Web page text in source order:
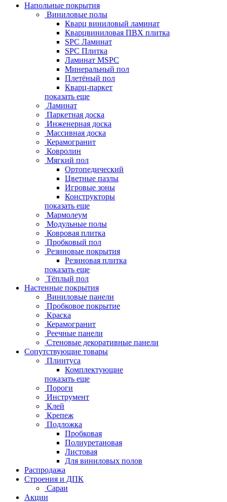
Напольные покрытия
Виниловые полы
Кварц виниловый ламинат
Кварцвиниловая ПВХ плитка
SPC Ламинат
SPC Плитка
Ламинат MSPC
Минеральный пол
Плетёный пол
Кварц-паркет
показать еще
Ламинат
Паркетная доска
Инженерная доска
Массивная доска
Керамогранит
Ковролин
Мягкий пол
Ортопедический
Цветные пазлы
Игровые зоны
Конструкторы
показать еще
Мармолеум
Модульные полы
Ковровая плитка
Пробковый пол
Резиновые покрытия
Резиновая плитка
показать еще
Тёплый пол
Настенные покрытия
Виниловые панели
Пробковое покрытие
Краска
Керамогранит
Реечные панели
Стеновые декоративные панели
Сопутствующие товары
Плинтуса
Комплектующие
показать еще
Пороги
Инструмент
Клей
Крепеж
Подложка
Пробковая
Полиуретановая
Листовая
Для виниловых полов
Распродажа
Строения и ДПК
Сараи
Акции